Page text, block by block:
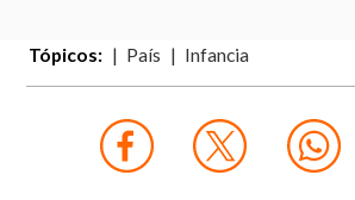
Tópicos: País Infancia